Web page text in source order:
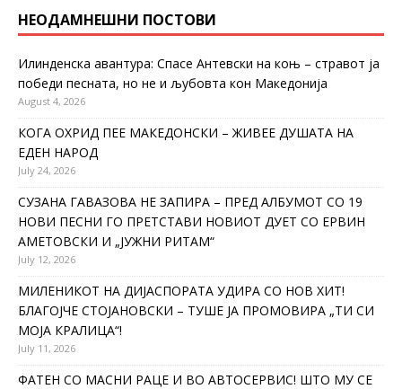
НЕОДАМНЕШНИ ПОСТОВИ
Илинденска авантура: Спасе Антевски на коњ – стравот ја
победи песната, но не и љубовта кон Македонија
August 4, 2026
КОГА ОХРИД ПЕЕ МАКЕДОНСКИ – ЖИВЕЕ ДУШАТА НА
ЕДЕН НАРОД
July 24, 2026
СУЗАНА ГАВАЗОВА НЕ ЗАПИРА – ПРЕД АЛБУМОТ СО 19
НОВИ ПЕСНИ ГО ПРЕТСТАВИ НОВИОТ ДУЕТ СО ЕРВИН
АМЕТОВСКИ И „ЈУЖНИ РИТАМ“
July 12, 2026
МИЛЕНИКОТ НА ДИЈАСПОРАТА УДИРА СО НОВ ХИТ!
БЛАГОЈЧЕ СТОЈАНОВСКИ – ТУШЕ ЈА ПРОМОВИРА „ТИ СИ
МОЈА КРАЛИЦА“!
July 11, 2026
ФАТЕН СО МАСНИ РАЦЕ И ВО АВТОСЕРВИС! ШТО МУ СЕ